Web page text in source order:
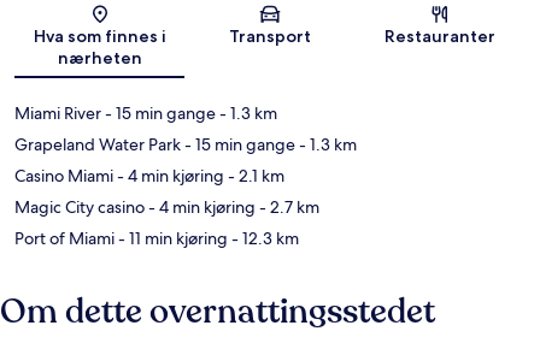
Kart
Hva som finnes i
nærheten
Transport Restauranter
Miami River- 15 min gange- 1.3 km
Grapeland Water Park- 15 min gange- 1.3 km
Casino Miami- 4 min kjøring - 2.1 km
Magic City casino- 4 min kjøring - 2.7 km
Port of Miami- 11 min kjøring - 12.3 km
Om dette overnattingsstedet